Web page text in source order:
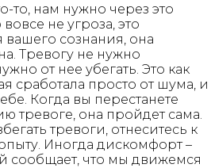
то, нам нужно через это
не угроза, это
сознания, она
Тревогу не нужно
от нее убегать. Это как
сработала просто от шума, и
Когда вы перестанете
тревоге, она пройдет сама.
тревоги, отнеситесь к
Иногда дискомфорт –
сообщает, что мы движемся